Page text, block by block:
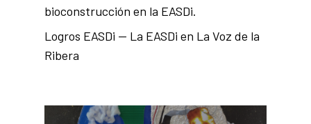
bioconstrucción en la EASDi.
Logros EASDi — La EASDi en La Voz de la
Ribera